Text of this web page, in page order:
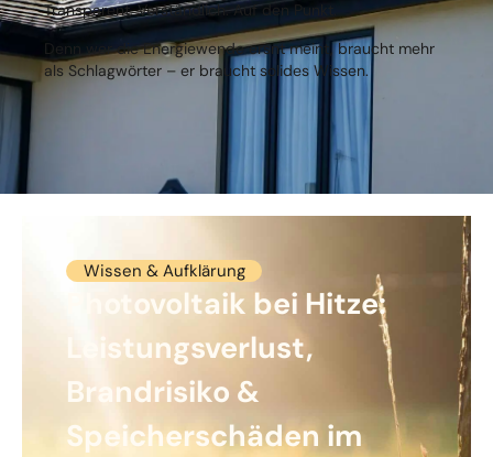
Transparent. Verständlich. Auf den Punkt.
Denn wer die Energiewende ersnt meint, braucht mehr
als Schlagwörter – er braucht solides Wissen.
Wissen & Aufklärung
Photovoltaik bei Hitze:
Leistungsverlust,
Brandrisiko &
Speicherschäden im